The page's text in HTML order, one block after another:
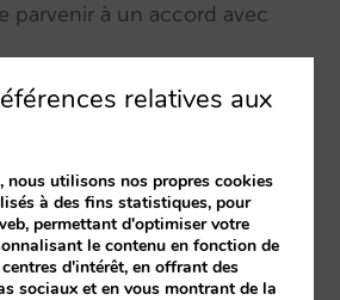
parvenir à un accord avec
obtiennent les clients
(I): Le problème
obtiennent les clients
(II): Alternatives
relatives aux
nous utilisons nos propres cookies
à des fins statistiques, pour
permettant d'optimiser votre
le contenu en fonction de
d'intérêt, en offrant des
sociaux et en vous montrant de la